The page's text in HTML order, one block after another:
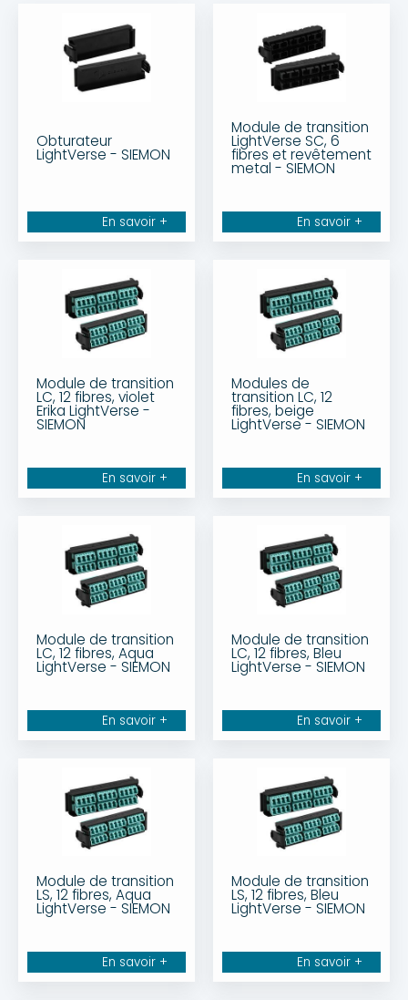
Obturateur
LightVerse - SIEMON
En savoir +
Module de transition
LightVerse SC, 6
fibres et revêtement
metal - SIEMON
En savoir +
Module de transition
LC, 12 fibres, violet
Erika LightVerse -
SIEMON
En savoir +
Modules de
transition LC, 12
fibres, beige
LightVerse - SIEMON
En savoir +
Module de transition
LC, 12 fibres, Aqua
LightVerse - SIEMON
En savoir +
Module de transition
LC, 12 fibres, Bleu
LightVerse - SIEMON
En savoir +
Module de transition
LS, 12 fibres, Aqua
LightVerse - SIEMON
En savoir +
Module de transition
LS, 12 fibres, Bleu
LightVerse - SIEMON
En savoir +